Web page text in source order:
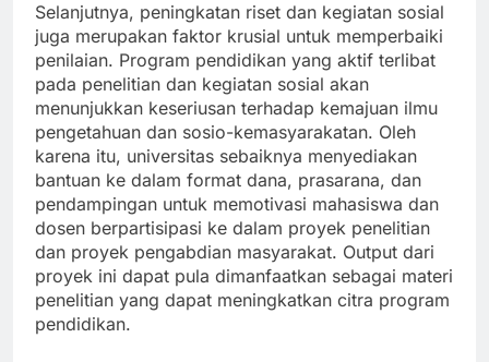
Selanjutnya, peningkatan riset dan kegiatan sosial
juga merupakan faktor krusial untuk memperbaiki
penilaian. Program pendidikan yang aktif terlibat
pada penelitian dan kegiatan sosial akan
menunjukkan keseriusan terhadap kemajuan ilmu
pengetahuan dan sosio-kemasyarakatan. Oleh
karena itu, universitas sebaiknya menyediakan
bantuan ke dalam format dana, prasarana, dan
pendampingan untuk memotivasi mahasiswa dan
dosen berpartisipasi ke dalam proyek penelitian
dan proyek pengabdian masyarakat. Output dari
proyek ini dapat pula dimanfaatkan sebagai materi
penelitian yang dapat meningkatkan citra program
pendidikan.